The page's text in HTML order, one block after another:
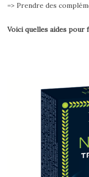
=> Prendre des
Voici quelles aides